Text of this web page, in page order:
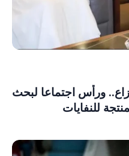
ورأس اجتماعا لبحث
للنفايات